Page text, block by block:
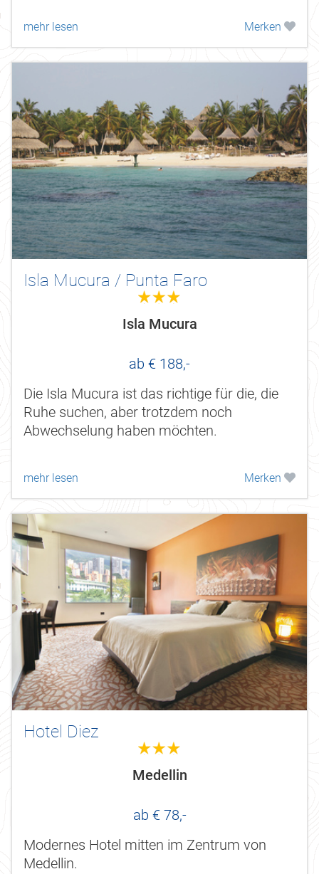
mehr lesen Merken
Isla Mucura / Punta Faro
3.0
Isla Mucura
ab € 188,-
Die Isla Mucura ist das richtige für die, die
Ruhe suchen, aber trotzdem noch
Abwechselung haben möchten.
mehr lesen Merken
Hotel Diez
3.0
Medellin
ab € 78,-
Modernes Hotel mitten im Zentrum von
Medellin.